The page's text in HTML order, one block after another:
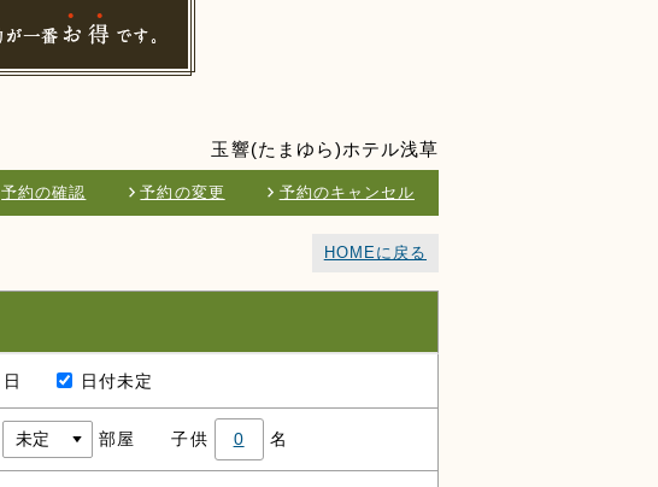
玉響(たまゆら)ホテル浅草
予約の確認 予約の変更 予約のキャンセル
HOMEに戻る
日 日付未定
部屋 子供 0 名